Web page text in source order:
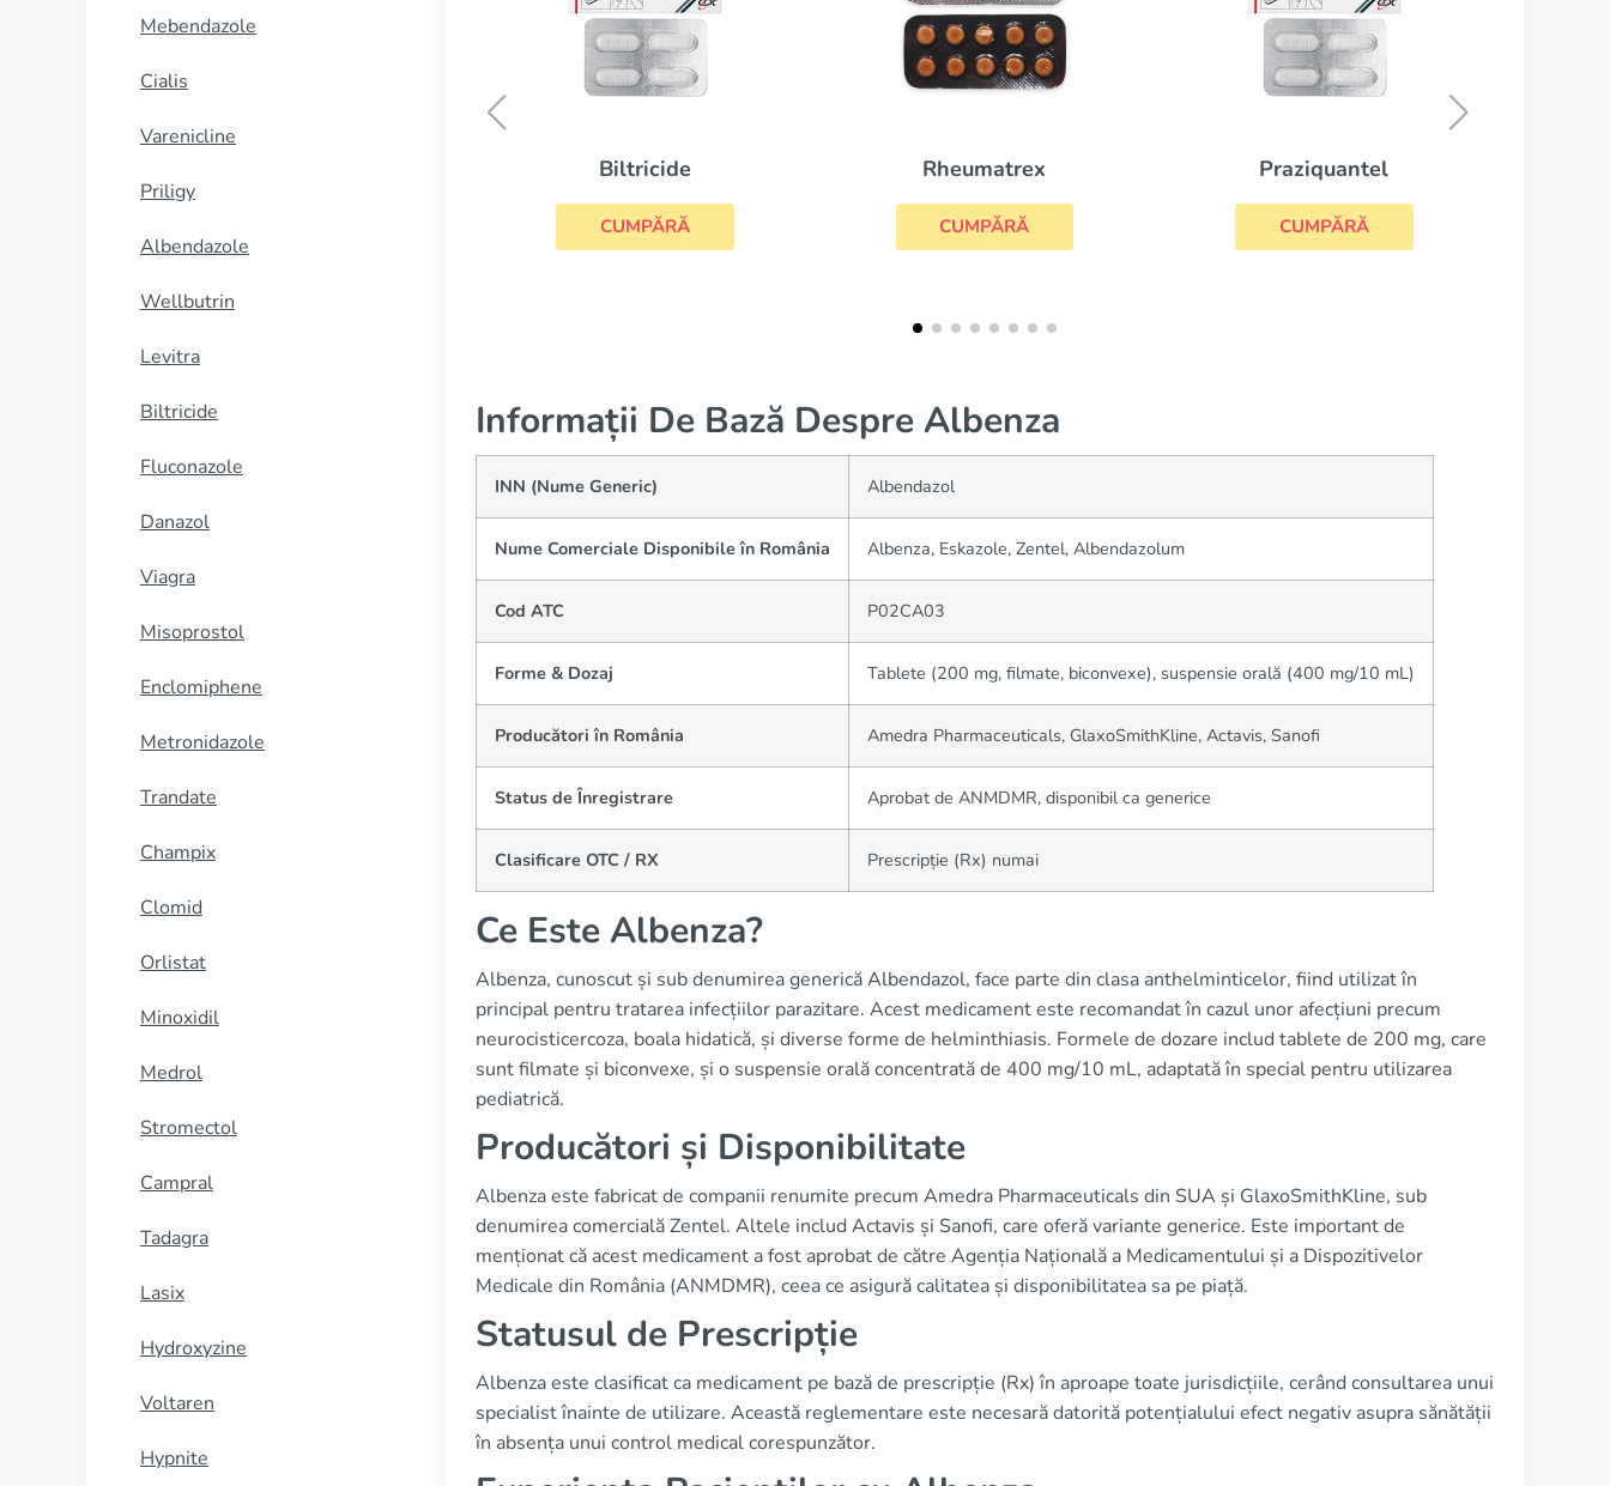
Mebendazole
Cialis
Varenicline
Priligy
Albendazole
Wellbutrin
Levitra
Biltricide
Fluconazole
Danazol
Viagra
Misoprostol
Enclomiphene
Metronidazole
Trandate
Champix
Clomid
Orlistat
Minoxidil
Medrol
Stromectol
Campral
Tadagra
Lasix
Hydroxyzine
Voltaren
Hypnite
Rheumatrex
CUMPĂRĂ
Praziquantel
CUMPĂRĂ
Chloroquine
Informații De Bază Despre Albenza
INN (Nume Generic) Albendazol
Nume Comerciale Disponibile în România Albenza, Eskazole, Zentel, Albendazolum
Cod ATC P02CA03
Forme & Dozaj Tablete (200 mg, filmate, biconvexe), suspensie orală (400 mg/10 mL)
Producători în România Amedra Pharmaceuticals, GlaxoSmithKline, Actavis, Sanofi
Status de Înregistrare Aprobat de ANMDMR, disponibil ca generice
Clasificare OTC / RX Prescripție (Rx) numai
Ce Este Albenza?
Albenza, cunoscut și sub denumirea generică Albendazol, face parte din clasa anthelminticelor, fiind utilizat în
principal pentru tratarea infecțiilor parazitare. Acest medicament este recomandat în cazul unor afecțiuni precum
neurocisticercoza, boala hidatică, și diverse forme de helminthiasis. Formele de dozare includ tablete de 200 mg, care
sunt filmate și biconvexe, și o suspensie orală concentrată de 400 mg/10 mL, adaptată în special pentru utilizarea
pediatrică.
Producători și Disponibilitate
Albenza este fabricat de companii renumite precum Amedra Pharmaceuticals din SUA și GlaxoSmithKline, sub
denumirea comercială Zentel. Altele includ Actavis și Sanofi, care oferă variante generice. Este important de
menționat că acest medicament a fost aprobat de către Agenția Națională a Medicamentului și a Dispozitivelor
Medicale din România (ANMDMR), ceea ce asigură calitatea și disponibilitatea sa pe piață.
Statusul de Prescripție
Albenza este clasificat ca medicament pe bază de prescripție (Rx) în aproape toate jurisdicțiile, cerând consultarea unui
specialist înainte de utilizare. Această reglementare este necesară datorită potențialului efect negativ asupra sănătății
în absența unui control medical corespunzător.